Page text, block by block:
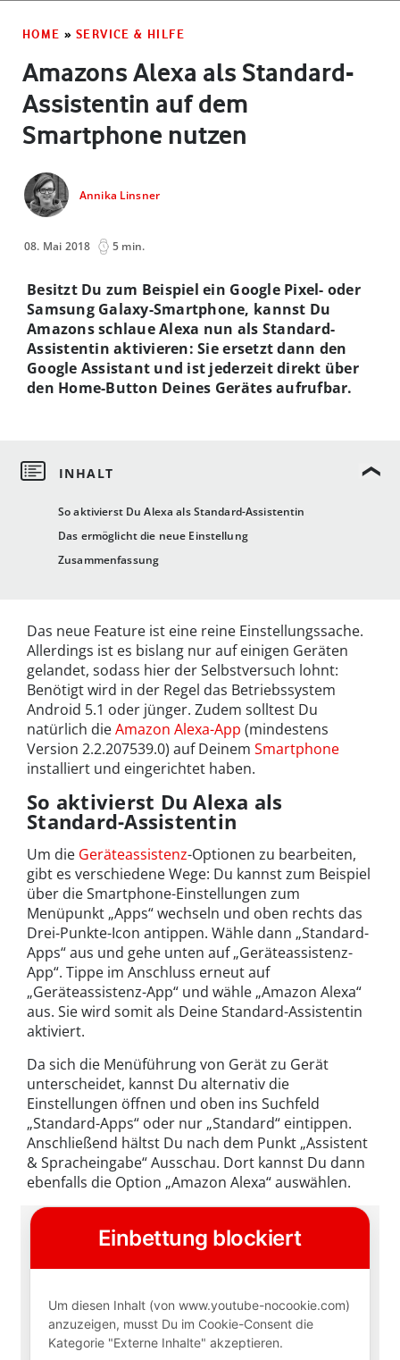
HOME » SERVICE & HILFE
Amazons Alexa als Standard-
Assistentin auf dem
Smartphone nutzen
Annika Linsner
08. Mai 2018 5 min.
So aktivierst Du Alexa als Standard-Assistentin
Das ermöglicht die neue Einstellung
Zusammenfassung
Besitzt Du zum Beispiel ein Google Pixel- oder
Samsung Galaxy-Smartphone, kannst Du
Amazons schlaue Alexa nun als Standard-
Assistentin aktivieren: Sie ersetzt dann den
Google Assistant und ist jederzeit direkt über
den Home-Button Deines Gerätes aufrufbar.
Das neue Feature ist eine reine Einstellungssache.
Allerdings ist es bislang nur auf einigen Geräten
gelandet, sodass hier der Selbstversuch lohnt:
Benötigt wird in der Regel das Betriebssystem
Android 5.1 oder jünger. Zudem solltest Du
natürlich dieAmazon Alexa-App (mindestens
Version 2.2.207539.0) auf Deinem Smartphone
installiert und eingerichtet haben.
So aktivierst Du Alexa als
Standard-Assistentin
Um die Geräteassistenz-Optionen zu bearbeiten,
gibt es verschiedene Wege: Du kannst zum Beispiel
über die Smartphone-Einstellungen zum
Menüpunkt „Apps“ wechseln und oben rechts das
Drei-Punkte-Icon antippen. Wähle dann „Standard-
Apps“ aus und gehe unten auf „Geräteassistenz-
App“. Tippe im Anschluss erneut auf
„Geräteassistenz-App“ und wähle „Amazon Alexa“
aus. Sie wird somit als Deine Standard-Assistentin
aktiviert.
Da sich die Menüführung von Gerät zu Gerät
unterscheidet, kannst Du alternativ die
Einstellungen öffnen und oben ins Suchfeld
„Standard-Apps“ oder nur „Standard“ eintippen.
Anschließend hältst Du nach dem Punkt „Assistent
& Spracheingabe“ Ausschau. Dort kannst Du dann
ebenfalls die Option „Amazon Alexa“ auswählen.